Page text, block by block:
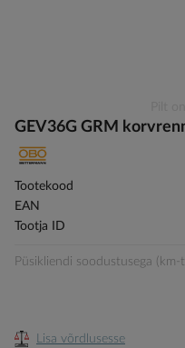
to
beginning
of
gallery
GEV36G GRM
Tootekood
EAN
Tootja ID
Püsikliendi soodustusega (km-
Lisa võrdlusesse